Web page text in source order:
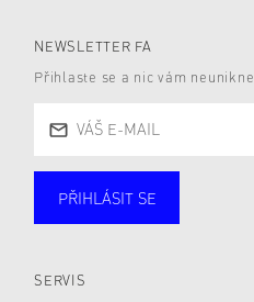
NEWSLETTER FA
Přihlaste se a nic vám neunikne.
PŘIHLÁSIT SE
SERVIS